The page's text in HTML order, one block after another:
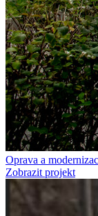
Oprava a
Zobrazit projekt